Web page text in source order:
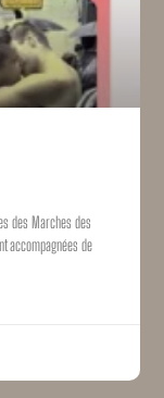
des Marches des
accompagnées de